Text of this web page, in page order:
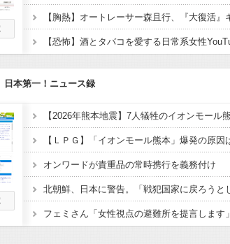
日本第一！ニュース録
オンワードが貴重品の常時携行を義務付け
フェミさん「女性視点の避難所を提言します」